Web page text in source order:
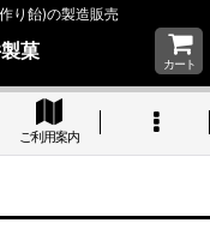
り飴)の製造販売
菓
カート
ご利用案内